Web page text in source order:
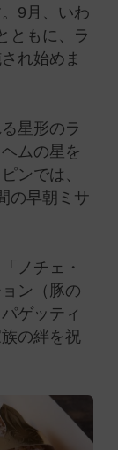
9月、いわ
ともに、ラ
れ始めま
星形のラ
ムの星を
ンでは、
の早朝ミサ
ノチェ・
ン（豚の
ゲッティ
の絆を祝